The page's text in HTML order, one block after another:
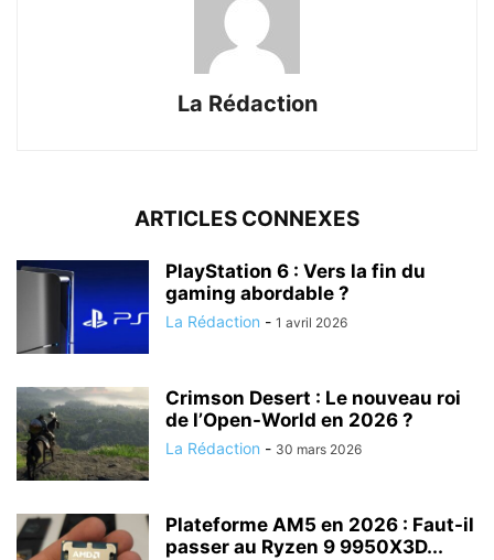
La Rédaction
ARTICLES CONNEXES
PlayStation 6 : Vers la fin du
gaming abordable ?
La Rédaction - 1 avril 2026
Crimson Desert : Le nouveau roi
de l’Open-World en 2026 ?
La Rédaction - 30 mars 2026
Plateforme AM5 en 2026 : Faut-il
passer au Ryzen 9 9950X3D...